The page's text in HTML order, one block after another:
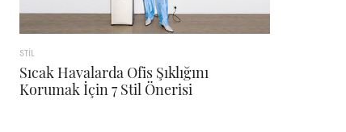
STİL
Sıcak Havalarda Ofis Şıklığını
Korumak İçin 7 Stil Önerisi